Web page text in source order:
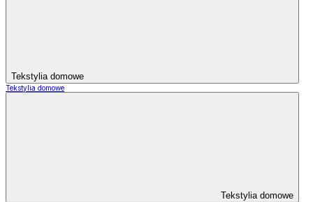
Tekstylia domowe
Tekstylia domowe
Tekstylia domowe